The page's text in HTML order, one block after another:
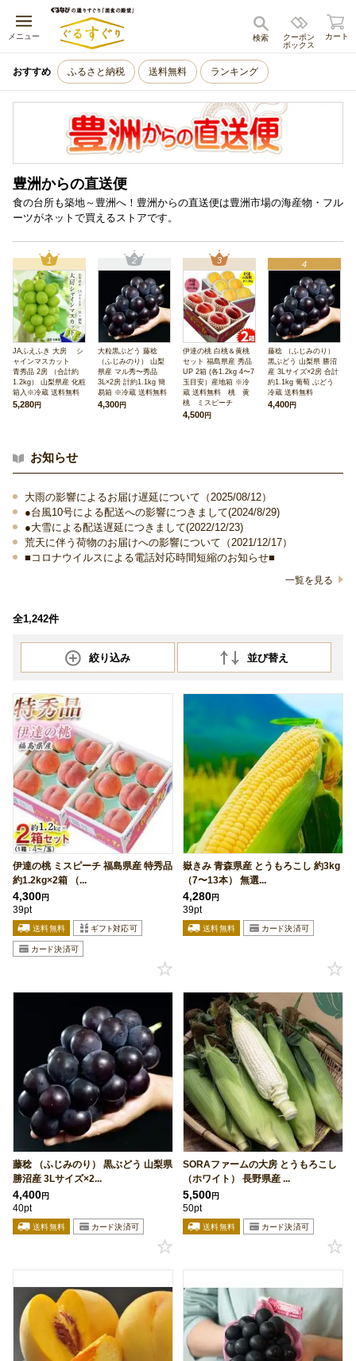
メニュー
キャンセル
クーポン
ボックス
検索 カート
おすすめ ふるさと納税 送料無料 ランキング
豊洲からの直送便
食の台所も築地～豊洲へ！豊洲からの直送便は豊洲市場の海産物・フル
ーツがネットで買えるストアです。
1
JAふえふき 大房 シ
ャインマスカット
青秀品 2房 （合計約
1.2kg） 山梨県産 化粧
箱入※冷蔵 送料無料
5,280 円
2
大粒黒ぶどう 藤稔
（ふじみのり） 山梨
県産 マル秀〜秀品
3L×2房 計約1.1kg 簡
易箱 ※冷蔵 送料無料
4,300円
3
伊達の桃 白桃＆黄桃
セット 福島県産 秀品
UP 2箱 (各1.2kg 4〜7
玉目安）産地箱 ※冷
蔵 送料無料 桃 黄
桃 ミスピーチ
4,500円
4
藤稔 （ふじみのり）
黒ぶどう 山梨県 勝沼
産 3Lサイズ×2房 合計
約1.1kg 葡萄 ぶどう
冷蔵 送料無料
4,400円
お知らせ
大雨の影響によるお届け遅延について（2025/08/12）
●台風10号による配送への影響につきまして(2024/8/29)
●大雪による配送遅延につきまして(2022/12/23)
荒天に伴う荷物のお届けへの影響について（2021/12/17）
■コロナウイルスによる電話対応時間短縮のお知らせ■
一覧を見る
全1,242件
絞り込み 並び替え
伊達の桃 ミスピーチ 福島県産 特秀品
約1.2kg×2箱 （...
4,300円
39pt
嶽きみ 青森県産 とうもろこし 約3kg
（7〜13本） 無選...
4,280円
39pt
藤稔 （ふじみのり） 黒ぶどう 山梨県
勝沼産 3Lサイズ×2...
4,400円
40pt
SORAファームの大房 とうもろこし
（ホワイト） 長野県産 ...
5,500円
50pt